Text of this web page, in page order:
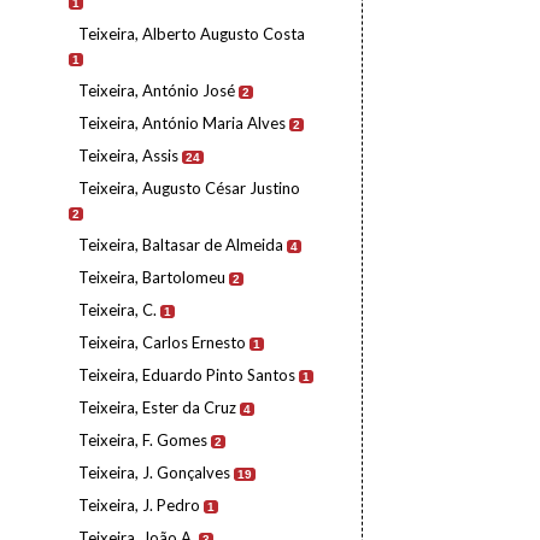
1
Teixeira, Alberto Augusto Costa
1
Teixeira, António José 2
Teixeira, António Maria Alves 2
Teixeira, Assis 24
Teixeira, Augusto César Justino
2
Teixeira, Baltasar de Almeida 4
Teixeira, Bartolomeu 2
Teixeira, C. 1
Teixeira, Carlos Ernesto 1
Teixeira, Eduardo Pinto Santos 1
Teixeira, Ester da Cruz 4
Teixeira, F. Gomes 2
Teixeira, J. Gonçalves 19
Teixeira, J. Pedro 1